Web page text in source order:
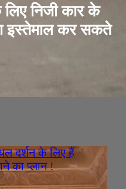
निजी कार के
इस्तेमाल कर सकते
दर्शन के लिए हैं
का प्लान !